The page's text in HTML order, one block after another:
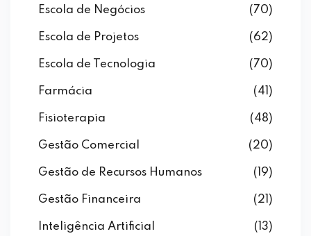
Escola de Negócios (70)
Escola de Projetos (62)
Escola de Tecnologia (70)
Farmácia (41)
Fisioterapia (48)
Gestão Comercial (20)
Gestão de Recursos Humanos (19)
Gestão Financeira (21)
Inteligência Artificial (13)